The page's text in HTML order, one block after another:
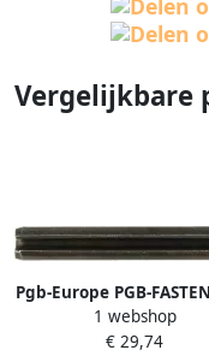
Vergelijkbare
Pgb-Europe PGB-
Spanstift zwaar DIN
00x36 | 500 st
1 webshop
€ 29,74